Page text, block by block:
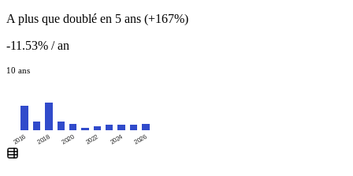
A plus que doublé en 5 ans (+167%)
-11.53% / an
10 ans
2016 2018 2020 2022 2024 2026